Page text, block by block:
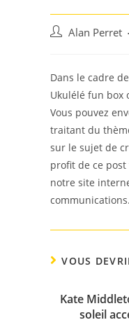
Auteur/autrice
publication :
Alan Perret
Dans le cadre
Ukulélé fun box
Vous pouvez
traitant du
sur le sujet de
profit de ce
notre site
communications.
VOUS
Kate
soleil